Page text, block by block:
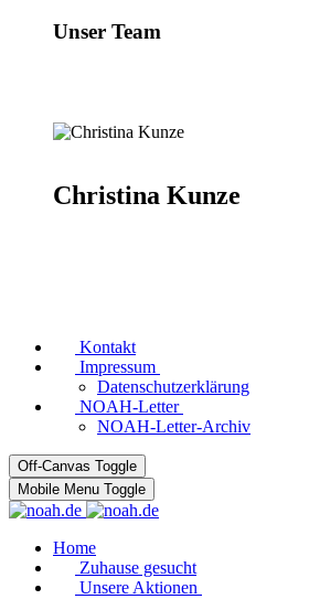
Unser Team
Christina Kunze
Kontakt
Impressum
Datenschutzerklärung
NOAH-Letter
NOAH-Letter-Archiv
Off-Canvas Toggle
Mobile Menu Toggle
Home
Zuhause gesucht
Unsere Aktionen